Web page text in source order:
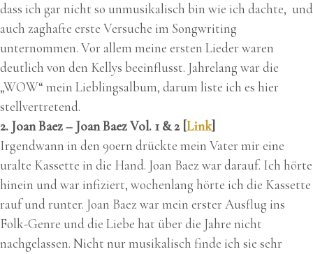
dass ich gar nicht so unmusikalisch bin wie ich dachte, und
auch zaghafte erste Versuche im Songwriting
unternommen. Vor allem meine ersten Lieder waren
deutlich von den Kellys beeinflusst. Jahrelang war die
„WOW“ mein Lieblingsalbum, darum liste ich es hier
stellvertretend.
2. Joan Baez – Joan Baez Vol. 1 & 2 [Link]
Irgendwann in den 90ern drückte mein Vater mir eine
uralte Kassette in die Hand. Joan Baez war darauf. Ich hörte
hinein und war infiziert, wochenlang hörte ich die Kassette
rauf und runter. Joan Baez war mein erster Ausflug ins
Folk-Genre und die Liebe hat über die Jahre nicht
nachgelassen. Nicht nur musikalisch finde ich sie sehr